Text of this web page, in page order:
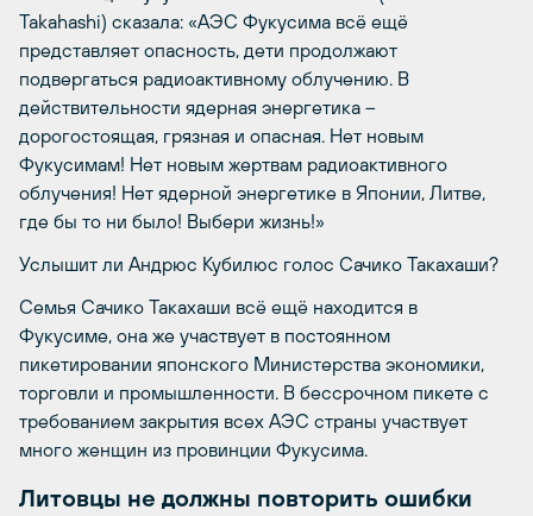
Takahashi) сказала: «АЭС Фукусима всё ещё
представляет опасность, дети продолжают
подвергаться радиоактивному облучению. В
действительности ядерная энергетика –
дорогостоящая, грязная и опасная. Нет новым
Фукусимам! Нет новым жертвам радиоактивного
облучения! Нет ядерной энергетике в Японии, Литве,
где бы то ни было! Выбери жизнь!»
Услышит ли Андрюс Кубилюс голос Сачико Такахаши?
Семья Сачико Такахаши всё ещё находится в
Фукусиме, она же участвует в постоянном
пикетировании японского Министерства экономики,
торговли и промышленности. В бессрочном пикете с
требованием закрытия всех АЭС страны участвует
много женщин из провинции Фукусима.
Литовцы не должны повторить ошибки